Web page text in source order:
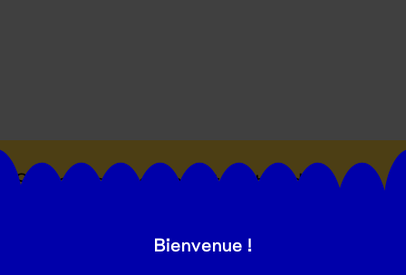
Suivez toutes les actualités du
Bienvenue !